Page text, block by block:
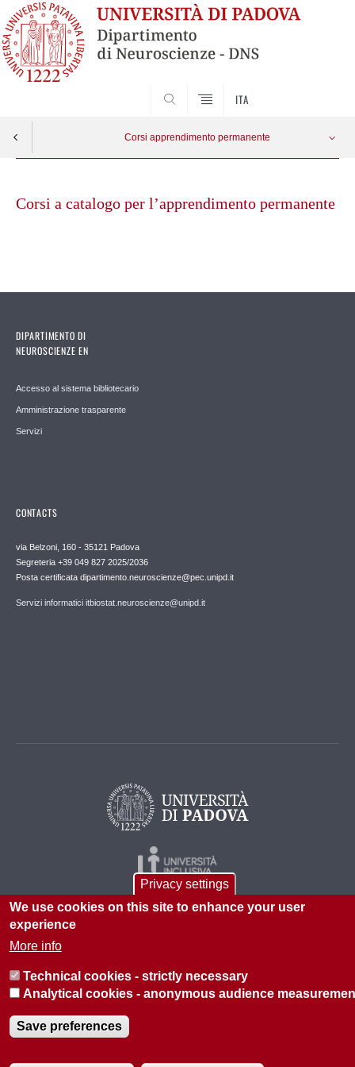
ITA
Corsi apprendimento permanente
contentCorsi a catalogo per l’apprendimento permanente
DIPARTIMENTO DI
NEUROSCIENZE EN
Accesso al sistema bibliotecario
Amministrazione trasparente
Servizi
CONTACTS
via Belzoni, 160 - 35121 Padova
Segreteria +39 049 827 2025/2036
Posta certificata dipartimento.neuroscienze@pec.unipd.it
Servizi informatici itbiostat.neuroscienze@unipd.it
© 2026 Università di Padova - Tutti i diritti riservati
P.I. 00742430283 C.F. 80006480281
Informazioni su questo sito
Privacy settings
We use cookies on this site to enhance your user
experience
More info
Technical cookies - strictly necessary
Analytical cookies - anonymous audience
Save preferences